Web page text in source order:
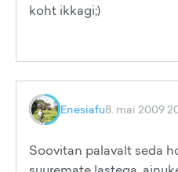
koht ikkagi;)
Enesiafu8. mai 2009
Soovitan palavalt seda